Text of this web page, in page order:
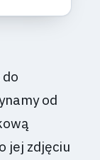
od
jej zdjęciu